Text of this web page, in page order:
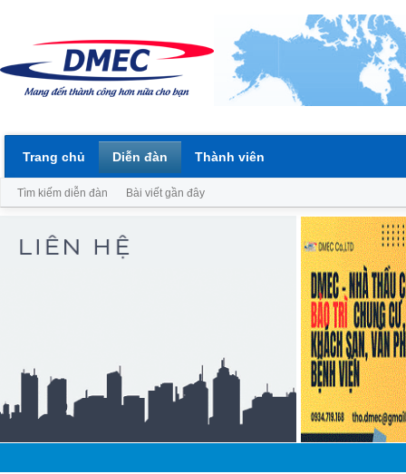
Trang chủ Diễn đàn
Tìm kiếm diễn đàn Bài viết gần đây
Thành viên